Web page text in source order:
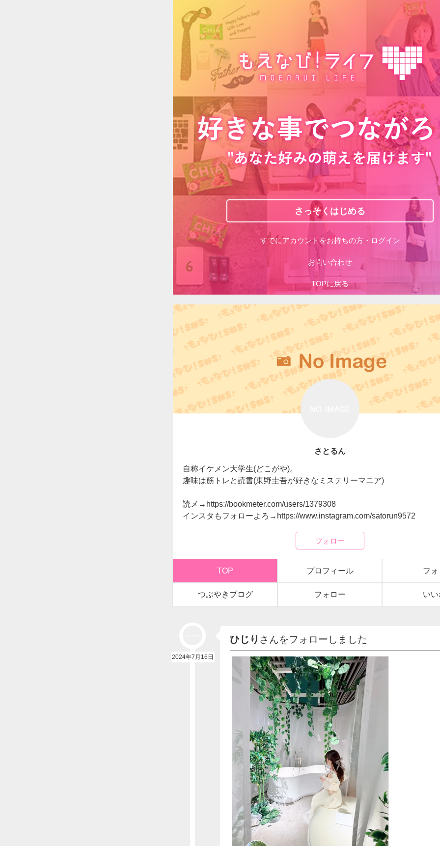
さっそくはじめる
すでにアカウントをお持ちの方・ログイン
お問い合わせ
TOPに戻る
さとるん
自称イケメン大学生(どこがや)。
趣味は筋トレと読書(東野圭吾が好きなミステリーマニア)
読メ→https://bookmeter.com/users/1379308
インスタもフォローよろ→https://www.instagram.com/satorun9572
フォロー
TOP プロフィール フォ
つぶやきブログ フォロー いい
2024年7月16日
ひじり さんをフォローしました